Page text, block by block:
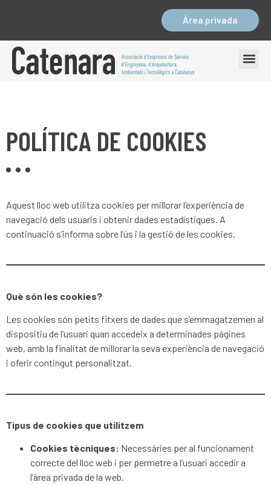
Àrea privada
POLÍTICA DE COOKIES
Aquest lloc web utilitza cookies per millorar l’experiència de
navegació dels usuaris i obtenir dades estadístiques. A
continuació s’informa sobre l’ús i la gestió de les cookies.
Què són les cookies?
Les cookies són petits fitxers de dades que s’emmagatzemen al
dispositiu de l’usuari quan accedeix a determinades pàgines
web, amb la finalitat de millorar la seva experiència de navegació
i oferir contingut personalitzat.
Tipus de cookies que utilitzem
Cookies tècniques: Necessàries per al funcionament
correcte del lloc web i per permetre a l’usuari accedir a
l’àrea privada de la web.